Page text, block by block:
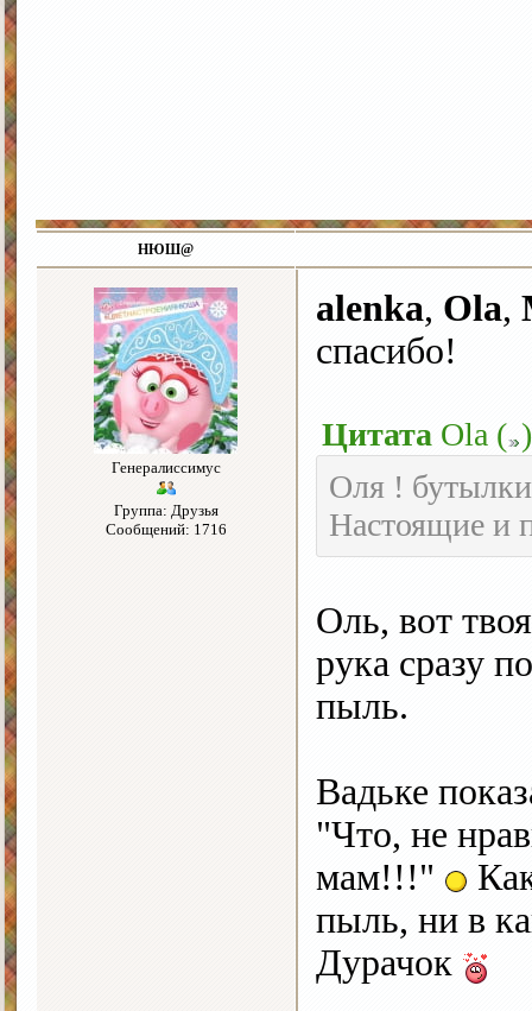
НЮШ@
Генералиссимус
Группа: Друзья
Сообщений: 1716
alenka, Ola,
спасибо!
Цитата Ola ( )
Оля ! бутылки
Настоящие и
Оль, вот
рука сразу
пыль.
Вадьке
"Что, не
мам!!!"
пыль, ни в
Дурачок